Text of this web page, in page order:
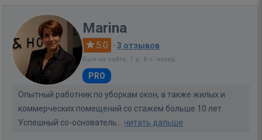
Marina
5.0 · 3 отзывов
Был на сайте: 1 д. 8 ч. назад
PRO
Опытный работник по уборкам окон, а также жилых и
коммерческих помещений со стажем больше 10 лет.
Успешный со-основатель... читать дальше